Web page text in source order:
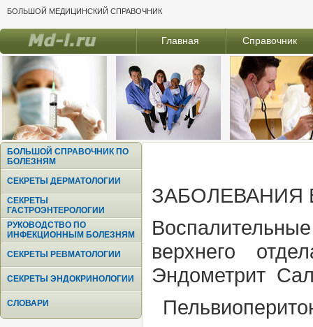
БОЛЬШОЙ МЕДИЦИНСКИЙ СПРАВОЧНИК
Главная Справочник
БОЛЬШОЙ СПРАВОЧНИК ПО
БОЛЕЗНЯМ
СЕКРЕТЫ ДЕРМАТОЛОГИИ
СЕКРЕТЫ
ГАСТРОЭНТЕРОЛОГИИ
РУКОВОДСТВО ПО
ИНФЕКЦИОННЫМ БОЛЕЗНЯМ
СЕКРЕТЫ РЕВМАТОЛОГИИ
СЕКРЕТЫ ЭНДОКРИНОЛОГИИ
СЛОВАРИ
ЗАБОЛЕВАНИЯ
верхнего
Эндометрит